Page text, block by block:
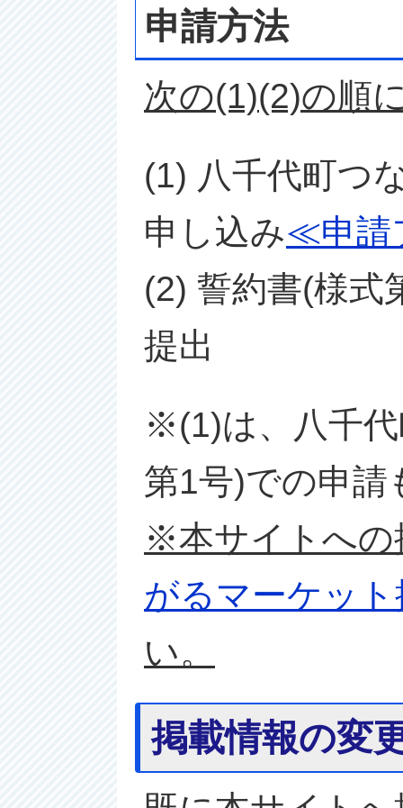
申請方法
次の(1)(2)の順
(1) 八千代町つ
申し込み≪申請
(2) 誓約書(様式
提出
※(1)は、八千
第1号)での申請
※本サイトへの
がるマーケッ
い。
掲載情報の変